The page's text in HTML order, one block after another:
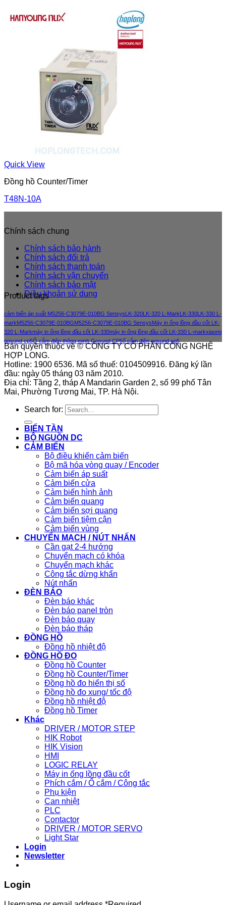
Quick View
Đồng hồ Counter/Timer
T48N-10A
Chính sách chung
Chính sách bảo hành
Chính sách đổi trả
Chính sách thanh toán
Chính sách vận chuyển
Chính sách bảo mật
Điều khoản sử dung
Product tags
cảm biến áp suất M5256-C3079E-010BG Sensys LK-320 LK-320 L-Mark LK-330 LK-330 L-
markM5256-C3079E-010BGM5256-C3079E-010BG SensysMáy in ống lồng đầu cốt LK-
320 L-Markmáy in ống lồng đầu cốt LK-330máy in ống lồng đầu cốt LK-330 L-markxiaomi
gosund cp5Ổ cắm điện thông minh Gosund CP5ổ cắm điện gosund cp5
Bản quyền thuộc về © CÔNG TY CỔ PHẦN CÔNG NGHỆ
HỢP LONG.
Hotline: 1900 6536. Mã số thuế: 0104509916. Đăng ký lần
đầu: ngày 05 tháng 03 năm 2010.
Địa chỉ: Tầng 2, tháp A Mandarin Garden 2, số 99 phố Tân
Mai, Phường Tương Mai, TP. Hà Nội.
Search for:
BIẾN TẦN
BỘ NGUỒN DC
CẢM BIẾN
Bộ điều khiển cảm biến
Bộ mã hóa vòng quay / Encoder
Cảm biến áp suất
Cảm biến cửa
Cảm biến hình ảnh
Cảm biến quang
Cảm biến sợi quang
Cảm biến tiệm cận
Cảm biến vùng
CHUYỂN MẠCH / NÚT NHẤN
Cần gạt 2-4 hướng
Chuyển mạch có khóa
Chuyển mạch khác
Công tắc dừng khẩn
Nút nhấn
ĐÈN BÁO
Đèn báo khác
Đèn báo panel tròn
Đèn báo quay
Đèn báo tháp
ĐỒNG HỒ
Đồng hồ nhiệt độ
ĐỒNG HỒ ĐO
Đồng hồ Counter
Đồng hồ Counter/Timer
Đồng hồ đo hiển thị số
Đồng hồ đo xung/ tốc độ
Đồng hồ nhiệt độ
Đồng hồ Timer
Khác
DRIVER / MOTOR STEP
HIK Robot
HIK Vision
HMI
LOGIC RELAY
Máy in ống lồng đầu cốt
Phích cắm / Ổ cắm / Công tắc
Phụ kiện
Can nhiệt
PLC
Contactor
DRIVER / MOTOR SERVO
Light Star
Login
Newsletter
Login